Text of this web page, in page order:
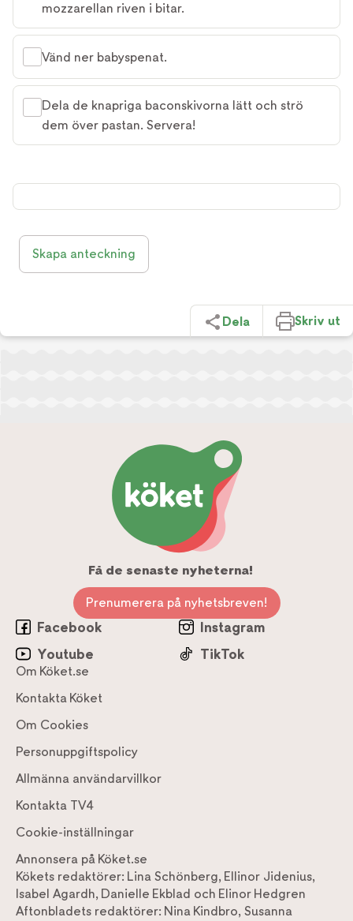
mozzarellan riven i bitar.
Vänd ner babyspenat.
Dela de knapriga baconskivorna lätt och strö
dem över pastan. Servera!
Skapa anteckning
Dela Skriv ut
Få de senaste nyheterna!
Prenumerera på nyhetsbreven!
Facebook
Instagram
Youtube
TikTok
Om Köket.se
Kontakta Köket
Om Cookies
Personuppgiftspolicy
Allmänna användarvillkor
Kontakta TV4
Cookie-inställningar
Annonsera på Köket.se
Kökets redaktörer: Lina Schönberg, Ellinor Jidenius,
Isabel Agardh, Danielle Ekblad och Elinor Hedgren
Aftonbladets redaktörer: Nina Kindbro, Susanna